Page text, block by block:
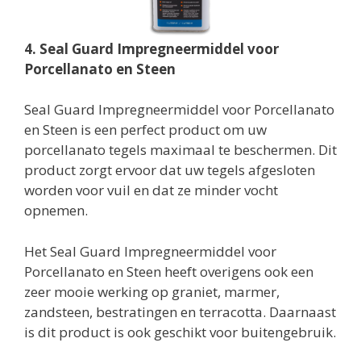
4. Seal Guard Impregneermiddel voor
Porcellanato en Steen
Seal Guard Impregneermiddel voor Porcellanato
en Steen is een perfect product om uw
porcellanato tegels maximaal te beschermen. Dit
product zorgt ervoor dat uw tegels afgesloten
worden voor vuil en dat ze minder vocht
opnemen.
Het Seal Guard Impregneermiddel voor
Porcellanato en Steen heeft overigens ook een
zeer mooie werking op graniet, marmer,
zandsteen, bestratingen en terracotta. Daarnaast
is dit product is ook geschikt voor buitengebruik.